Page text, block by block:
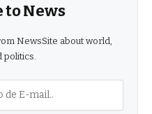
to News
NewsSite about world,
politics.